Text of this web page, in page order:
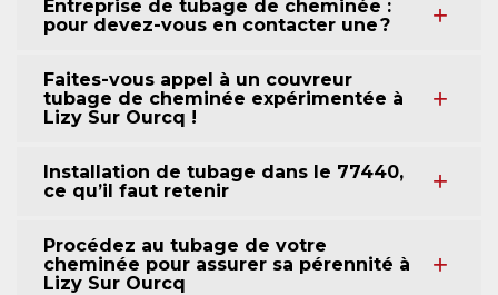
Entreprise de tubage de cheminée :
pour devez-vous en contacter une ?
Faites-vous appel à un couvreur
tubage de cheminée expérimentée à
Lizy Sur Ourcq !
Installation de tubage dans le 77440,
ce qu’il faut retenir
Procédez au tubage de votre
cheminée pour assurer sa pérennité à
Lizy Sur Ourcq